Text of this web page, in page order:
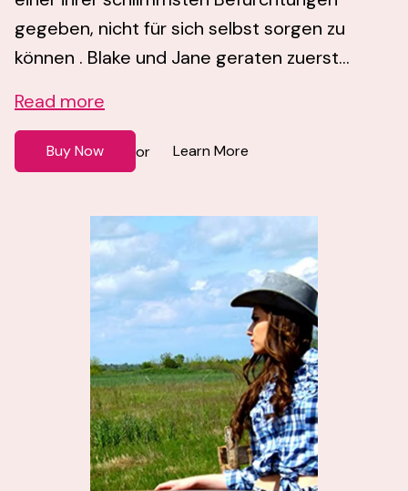
gegeben, nicht für sich selbst sorgen zu
können . Blake und Jane geraten zuerst...
Read more
Buy Now or Learn More